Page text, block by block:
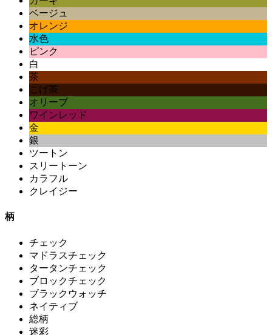
ベージュ
オレンジ
水色
ピンク
白
茶
こげ茶
オリーブ
ワインレッド
金
銀
ツートン
スリートーン
カラフル
クレイジー
柄
チェック
マドラスチェック
タータンチェック
ブロックチェック
ブラックウォッチ
ネイティブ
総柄
迷彩